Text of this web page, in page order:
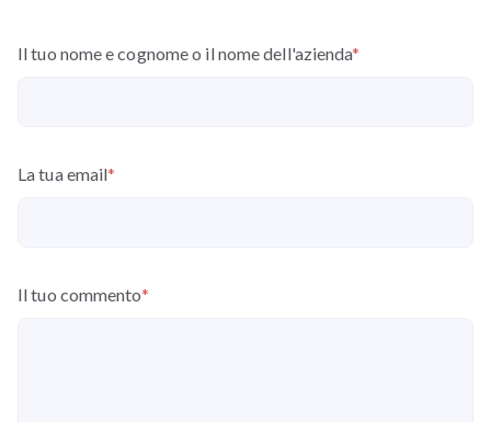
Il tuo nome e cognome o il nome dell'azienda*
La tua email*
Il tuo commento*